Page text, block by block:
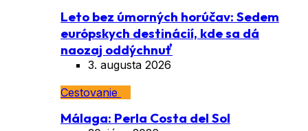
Leto bez úmorných horúčav: Sedem
európskych destinácií, kde sa dá
naozaj oddýchnuť
3. augusta 2026
Cestovanie
Málaga: Perla Costa del Sol